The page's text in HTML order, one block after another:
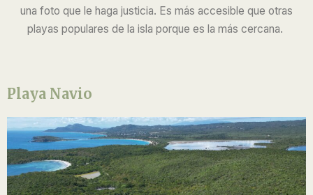
una foto que le haga justicia. Es más accesible que otras
playas populares de la isla porque es la más cercana.
Playa Navio